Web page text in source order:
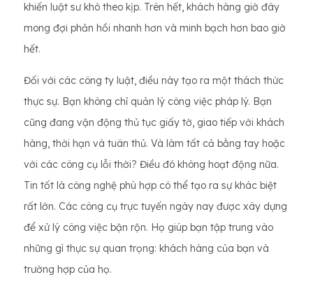
khiến luật sư khó theo kịp. Trên hết, khách hàng giờ đây
mong đợi phản hồi nhanh hơn và minh bạch hơn bao giờ
hết.
Đối với các công ty luật, điều này tạo ra một thách thức
thực sự. Bạn không chỉ quản lý công việc pháp lý. Bạn
cũng đang vận động thủ tục giấy tờ, giao tiếp với khách
hàng, thời hạn và tuân thủ. Và làm tất cả bằng tay hoặc
với các công cụ lỗi thời? Điều đó không hoạt động nữa.
Tin tốt là công nghệ phù hợp có thể tạo ra sự khác biệt
rất lớn. Các công cụ trực tuyến ngày nay được xây dựng
để xử lý công việc bận rộn. Họ giúp bạn tập trung vào
những gì thực sự quan trọng: khách hàng của bạn và
trường hợp của họ.